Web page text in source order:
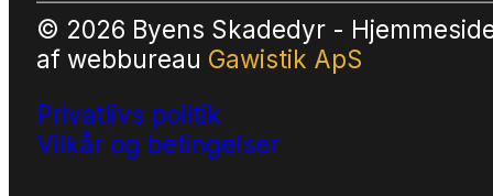
© 2026 Byens Skadedyr -
af webbureau Gawistik ApS
Privatlivs politik
Vilkår og betingelser